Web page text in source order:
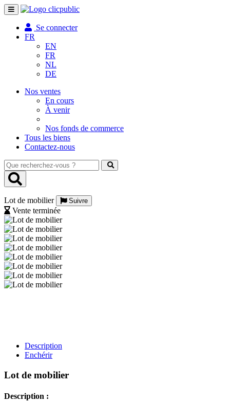
Toggle
navigation
Se connecter
FR
EN
FR
NL
DE
Nos ventes
En cours
À venir
Nos fonds de commerce
Tous les biens
Contactez-nous
Que
recherchez-
vous
Lot de mobilier
Suivre
Vente terminée
Description
Enchérir
Lot de mobilier
Description :